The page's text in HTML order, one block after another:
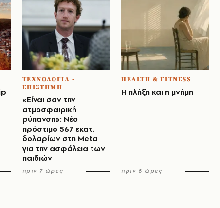
ΤΕΧΝΟΛΟΓΙΑ -
ΕΠΙΣΤΗΜΗ
«Είναι σαν την
ατμοσφαιρική
ρύπανση»: Νέο
πρόστιμο 567 εκατ.
δολαρίων στη Meta
για την ασφάλεια των
παιδιών
πριν 7 ώρες
HEALTH & FITNESS
Η πλήξη και η μνήμη
πριν 8 ώρες